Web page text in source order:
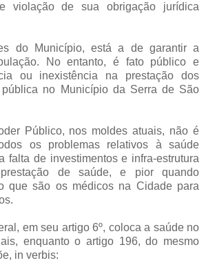
violação de sua obrigação jurídica
do Município, está a de garantir a
No entanto, é fato público e
ou inexistência na prestação dos
no Município da Serra de São
Público, nos moldes atuais, não é
os problemas relativos à saúde
falta de investimentos e infra-estrutura
de saúde, e pior quando
que são os médicos na Cidade para
em seu artigo 6º, coloca a saúde no
enquanto o artigo 196, do mesmo
in verbis: